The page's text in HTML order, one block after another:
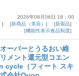
2026年08月06日 18：00
新商品（美容）
新製品
機能性表示食品制度
ーバーとうるおい維
メント還元型コエン
cycle（フィート スキ